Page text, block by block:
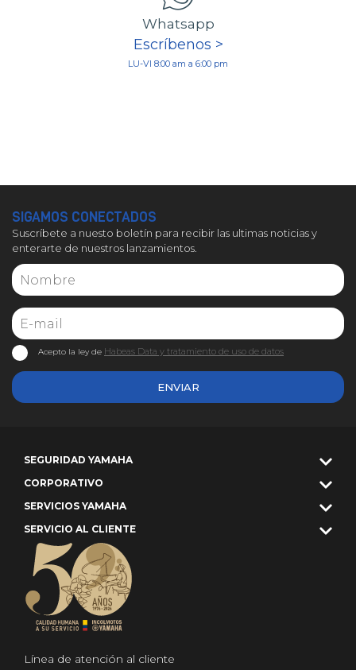
Whatsapp
Escríbenos >
LU-VI 8:00 am a 6:00 pm
SIGAMOS CONECTADOS
Suscríbete a nuesto boletín para recibir las ultimas noticias y
enterarte de nuestros lanzamientos.
ENVIAR
Acepto la ley de Habeas Data y tratamiento de uso de datos
SEGURIDAD YAMAHA
CORPORATIVO
SERVICIOS YAMAHA
SERVICIO AL CLIENTE
Línea de atención al cliente